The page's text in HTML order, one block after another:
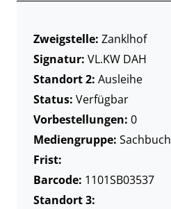
Zweigstelle: Zanklhof
Signatur: VL.KW DAH
Standort 2: Ausleihe
Status: Verfügbar
Vorbestellungen: 0
Mediengruppe: Sachbuch
Frist:
Barcode: 1101SB03537
Standort 3: